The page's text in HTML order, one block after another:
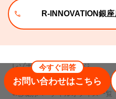
R-INNOVATION銀
レゾナンス トップページ
バーチャルオフィス店舗のご案内
地域別バーチャルオフィス一覧
お問い合わせはこちら
今すぐ回答